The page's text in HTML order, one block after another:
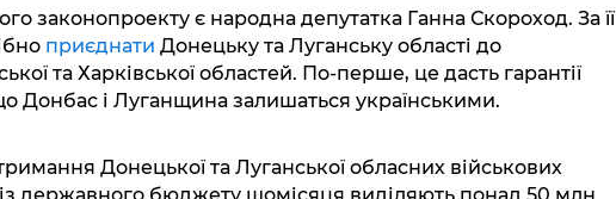
законопроекту є народна депутатка Ганна Скороход. За її
приєднати Донецьку та Луганську області до
та Харківської областей. По-перше, це дасть гарантії
Донбас і Луганщина залишаться українськими.
Донецької та Луганської обласних військових